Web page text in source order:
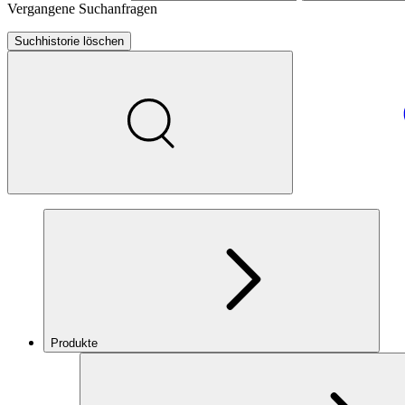
Vergangene Suchanfragen
Suchhistorie löschen
Produkte